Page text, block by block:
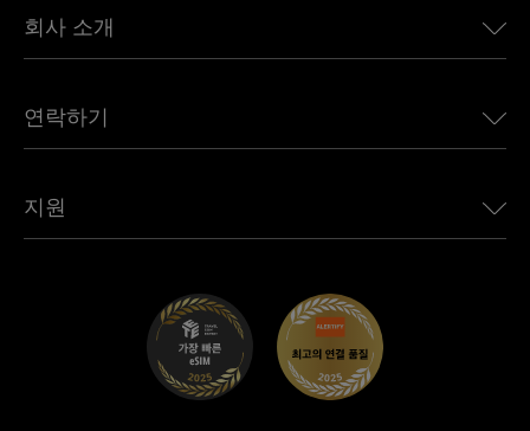
캐나다용 eSIM
아프리카용 eSIM
모든 목적지 보기
Land Rover용 Ubigi
Jeep용 Ubigi
Mini용 Ubigi
Maserati용 Ubigi
회사 소개
언론에 소개된 Ubigi
Ubigi 앱
연락하기
제휴 프로그램
지원